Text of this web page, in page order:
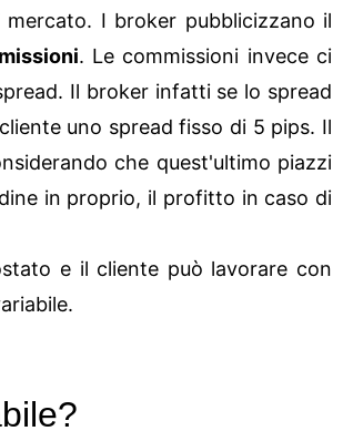
I broker pubblicizzano il
. Le commissioni invece ci
Il broker infatti se lo spread
uno spread fisso di 5 pips. Il
che quest'ultimo piazzi
in proprio, il profitto in caso di
e il cliente può lavorare con